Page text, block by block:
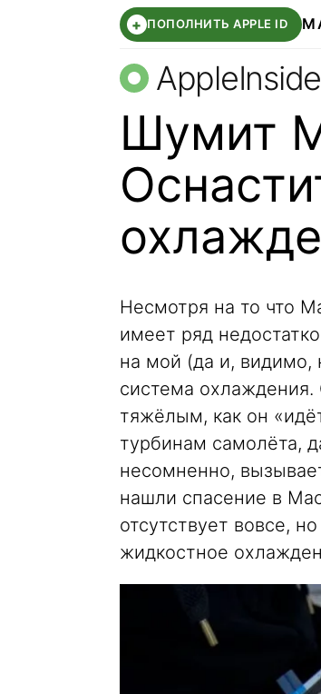
+ ПОПОЛНИТЬ APPLE ID
Шумит
Несмотря на то что
имеет ряд
на мой (да и, видимо,
система охлаждения.
тяжёлым, как он
турбинам самолёта,
несомненно,
нашли спасение в
отсутствует вовсе,
жидкостное